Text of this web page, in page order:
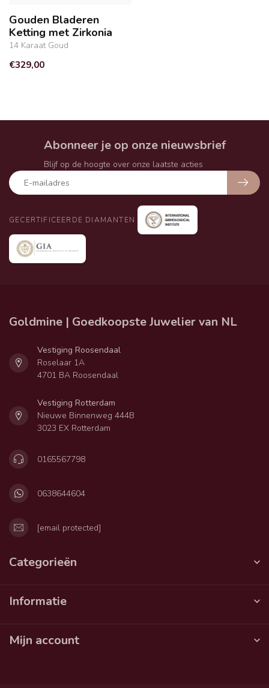
Gouden Bladeren
Ketting met Zirkonia
14 Karaat Goud
€329,00
Abonneer je op onze nieuwsbrief
Blijf op de hoogte over onze laatste acties
GECERTIFICEERDE DIAMANTEN
Goldmine | Goedkoopste Juwelier van NL
Vestiging Roosendaal
Roselaar 1A
4701 BA Roosendaal
Vestiging Rotterdam
Nieuwe Binnenweg 444B
3023 EX Rotterdam
0165567798
0638644604
[email protected]
Categorieën
Informatie
Mijn account